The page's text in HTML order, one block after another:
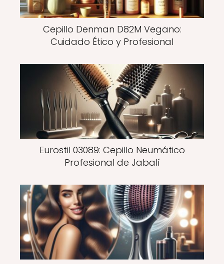
Cepillo Denman D82M Vegano:
Cuidado Ético y Profesional
Eurostil 03089: Cepillo Neumático
Profesional de Jabalí